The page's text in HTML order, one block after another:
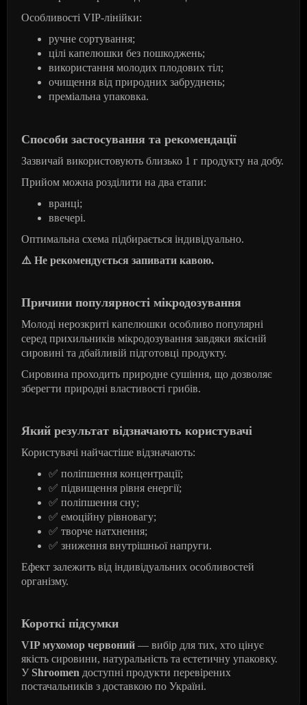
Особливості VIP-лінійки:
ручне сортування;
цілі капелюшки без пошкоджень;
використання молодих плодових тіл;
очищення від природних забруднень;
преміальна упаковка.
Способи застосування та рекомендації
Зазвичай використовують близько 1 г продукту на добу.
Прийом можна розділити на два етапи:
вранці;
ввечері.
Оптимальна схема підбирається індивідуально.
⚠ ️ Не рекомендується запивати кавою.
Причини популярності мікродозування
Молоді нерозкриті капелюшки особливо популярні
серед прихильників мікродозування завдяки якісній
сировині та дбайливій підготовці продукту.
Сировина проходить природне сушіння, що дозволяє
зберегти природні властивості грибів.
Який результат відзначають користувачі
Користувачі найчастіше відзначають:
✅ поліпшення концентрації;
✅ підвищення рівня енергії;
✅ поліпшення сну;
✅ емоційну рівновагу;
✅ творче натхнення;
✅ зниження внутрішньої напруги.
Ефект залежить від індивідуальних особливостей
організму.
Короткі підсумки
VIP мухомор червоний — вибір для тих, хто цінує
якість сировини, натуральність та естетичну упаковку.
У Shroomen доступні продукти перевірених
постачальників з доставкою по Україні.